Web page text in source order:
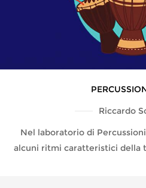
Riccardo
Nel laboratorio di
alcuni ritmi caratteristici della